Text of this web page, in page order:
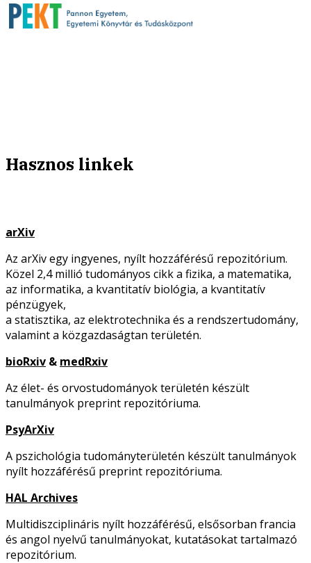
Hasznos linkek
arXiv
Az arXiv egy ingyenes, nyílt hozzáférésű repozitórium.
Közel 2,4 millió tudományos cikk a fizika, a matematika,
az informatika, a kvantitatív biológia, a kvantitatív
pénzügyek,
a statisztika, az elektrotechnika és a rendszertudomány,
valamint a közgazdaságtan területén.
bioRxiv & medRxiv
Az élet- és orvostudományok területén készült
tanulmányok preprint repozitóriuma.
PsyArXiv
A pszichológia tudományterületén készült tanulmányok
nyílt hozzáférésű preprint repozitóriuma.
HAL Archives
Multidiszciplináris nyílt hozzáférésű, elsősorban francia
és angol nyelvű tanulmányokat, kutatásokat tartalmazó
repozitórium.